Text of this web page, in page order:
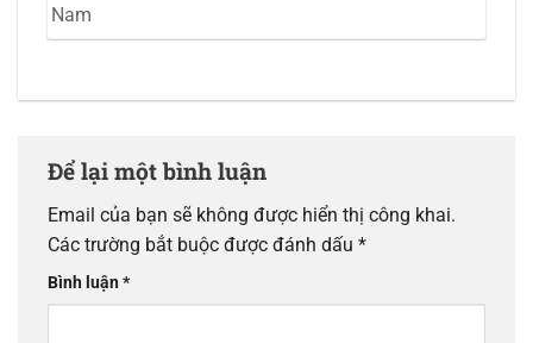
Nam
Để lại một bình luận
Email của bạn sẽ không được hiển thị công khai.
Các trường bắt buộc được đánh dấu *
Bình luận*